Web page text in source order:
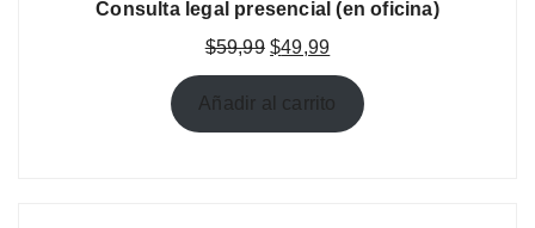
Consulta legal presencial (en oficina)
$59,99 El
precio
original
$49,99El
precio
actual
es:
Añadir al carrito